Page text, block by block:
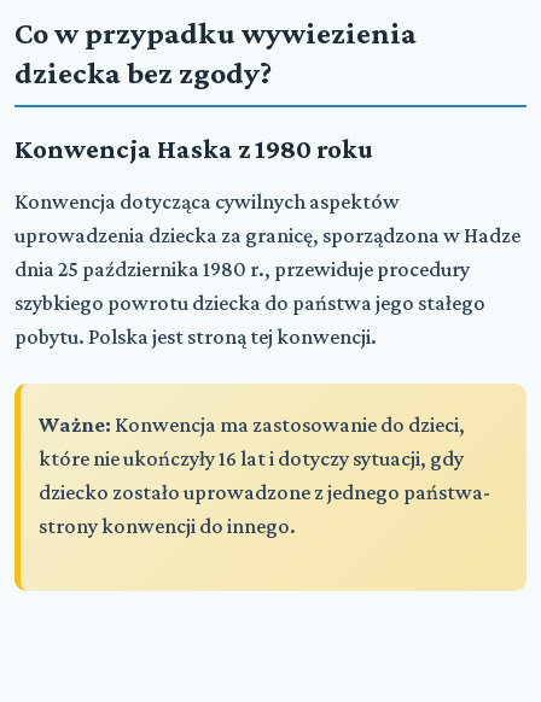
Co w przypadku wywiezienia
dziecka bez zgody?
Konwencja Haska z 1980 roku
Konwencja dotycząca cywilnych aspektów
uprowadzenia dziecka za granicę, sporządzona w Hadze
dnia 25 października 1980 r., przewiduje procedury
szybkiego powrotu dziecka do państwa jego stałego
pobytu. Polska jest stroną tej konwencji.
Ważne: Konwencja ma zastosowanie do dzieci,
które nie ukończyły 16 lat i dotyczy sytuacji, gdy
dziecko zostało uprowadzone z jednego państwa-
strony konwencji do innego.